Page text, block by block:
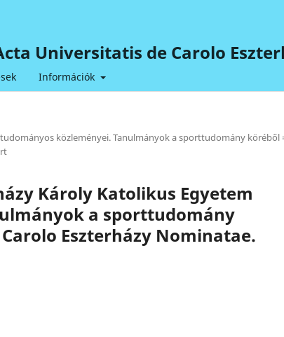
Universitatis de Carolo
Információk
közleményei. Tanulmányok a sporttudomány köréből
Károly Katolikus Egyetem
a sporttudomány
Eszterházy Nominatae.